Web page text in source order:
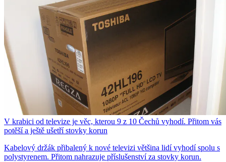
V krabici od televize je věc, kterou 9 z 10 Čechů vyhodí. Přitom vás
potěší a ještě ušetří stovky korun
Kabelový držák přibalený k nové televizi většina lidí vyhodí spolu s
polystyrenem. Přitom nahrazuje příslušenství za stovky korun.